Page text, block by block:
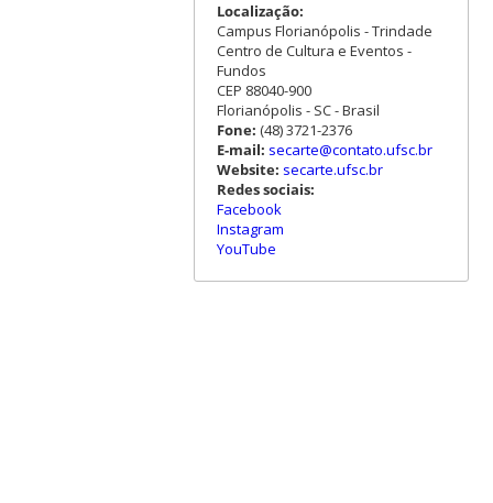
Localização:
Campus Florianópolis - Trindade
Centro de Cultura e Eventos -
Fundos
CEP 88040-900
Florianópolis - SC - Brasil
Fone: (48) 3721-2376
E-mail: secarte@contato.ufsc.br
Website: secarte.ufsc.br
Redes sociais:
Facebook
Instagram
YouTube